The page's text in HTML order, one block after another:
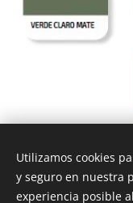
Utilizamos cookies
y seguro en nuestra
experiencia posible